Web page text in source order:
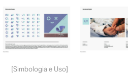
[Simbologia e Uso]